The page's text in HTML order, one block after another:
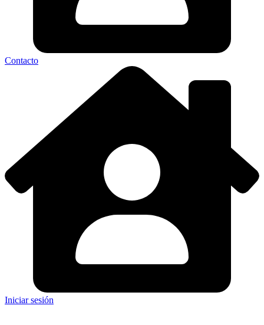
Contacto
Iniciar sesión